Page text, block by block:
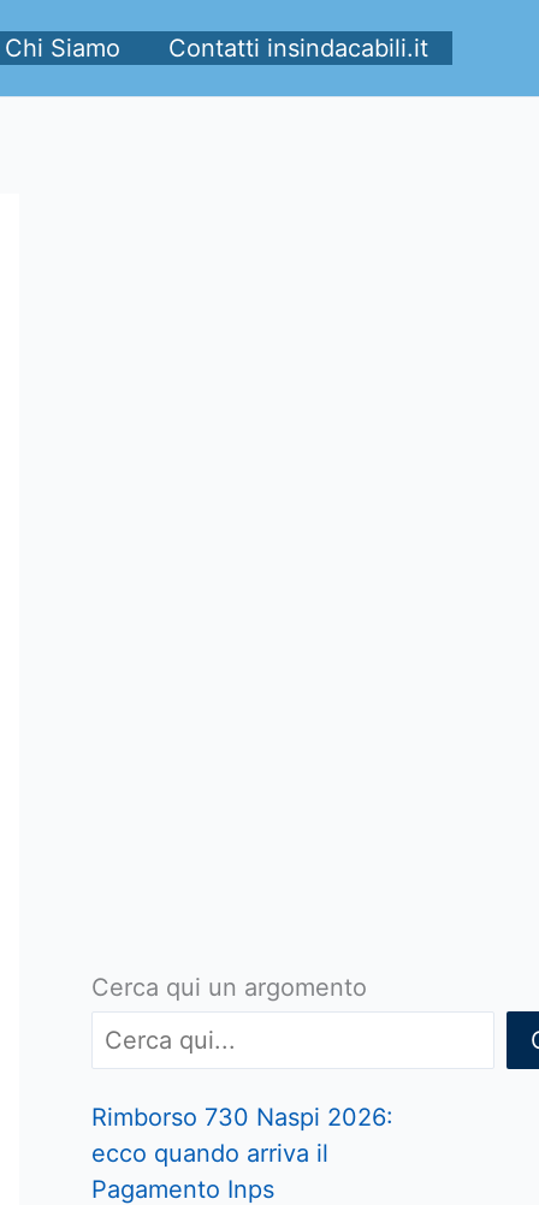
Chi Siamo Contatti insindacabili.it
Cerca qui un argomento
Rimborso 730 Naspi 2026:
ecco quando arriva il
Pagamento Inps